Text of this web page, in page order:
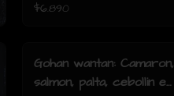
$6.890
Gohan wantan: Camaron,
salmon, palta, cebollin e